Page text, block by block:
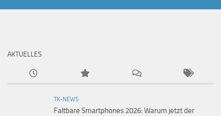
AKTUELLES
TK-NEWS
Faltbare Smartphones 2026: Warum jetzt der